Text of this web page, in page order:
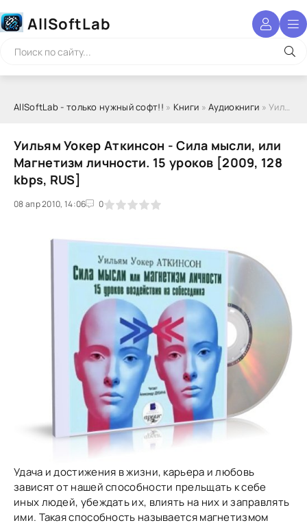
AllSoftLab
AllSoftLab - только нужный софт!! » Книги »Аудиокниги » Уильям Уокер Аткинсон - Сила мысли, или Магнетизм личности. 15 уроков [2009, 128 kbps, RUS]
Уильям Уокер Аткинсон - Сила мысли, или
Магнетизм личности. 15 уроков [2009, 128
kbps, RUS]
08 апр 2010, 14:06 0
1 2 3 4 5
Удача и достижения в жизни, карьера и любовь
зависят от нашей способности прельщать к себе
иных людей, убеждать их, влиять на них и заправлять
ими. Такая способность называется магнетизмом